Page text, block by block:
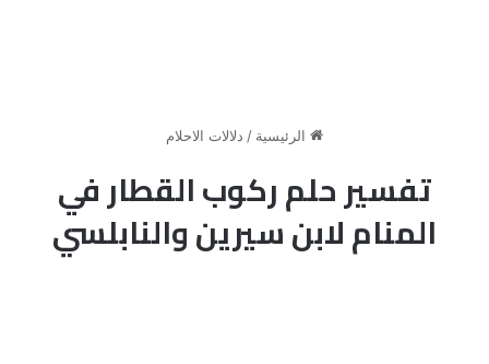
الرئيسية / دلالات الاحلام
تفسير حلم ركوب القطار في
المنام لابن سيرين والنابلسي